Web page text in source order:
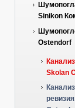
Sinikon
Ostendorf
Skolan